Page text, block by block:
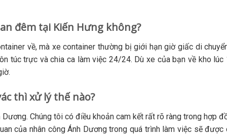
đêm tại Kiến Hưng không?
về, mà xe container thường bị giới hạn giờ giấc di
túc trực và chia ca làm việc 24/24. Dù xe của bạn về kho lúc
thì xử lý thế nào?
Chúng tôi có điều khoản cam kết rất rõ ràng trong hợp
của nhân công Ánh Dương trong quá trình làm việc sẽ được